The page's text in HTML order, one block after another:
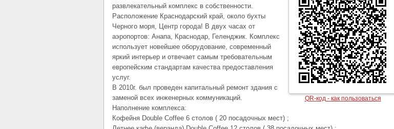
QR-код - как пользоваться
развлекательный комплекс в собственности.
Расположение Краснодарский край, около бухты
Черного моря, Центр города! В двух часах от
аэропортов: Анапа, Краснодар, Геленджик. Комплекс
использует новейшее оборудование, современный
яркий интерьер и отвечает самым требовательным
европейским стандартам качества предоставления
услуг.
В 2010г. был проведен капитальный ремонт здания с
заменой всех инженерных коммуникаций.
Наполнение комплекса:
Кофейня Double Coffee 6 столов ( 20 посадочных мест) ;